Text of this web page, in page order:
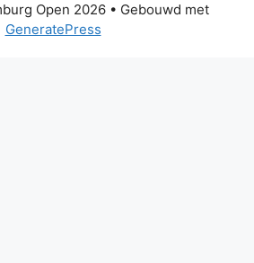
Open 2026• Gebouwd met
GeneratePress